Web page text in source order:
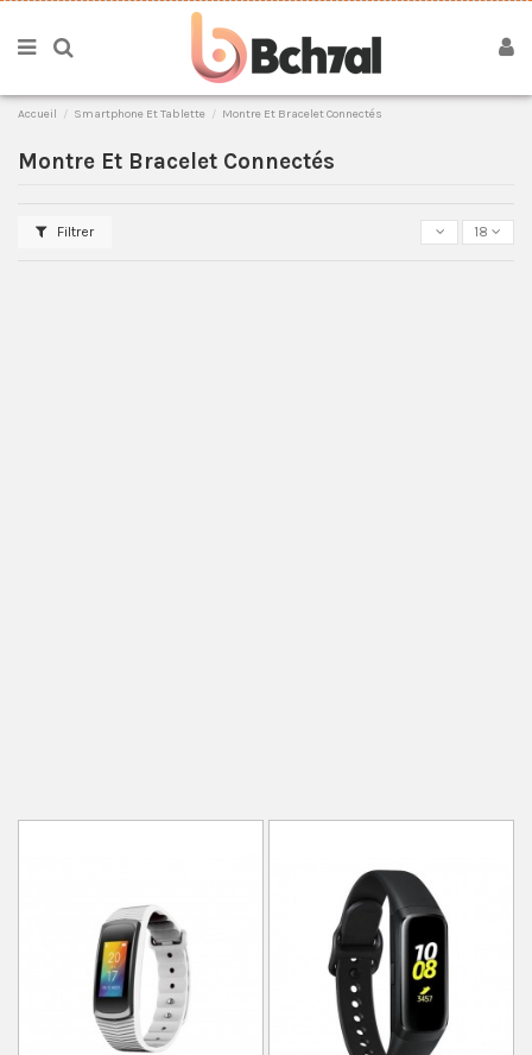
Accueil Smartphone Et Tablette Montre Et Bracelet Connectés
Montre Et Bracelet Connectés
Filtrer 18